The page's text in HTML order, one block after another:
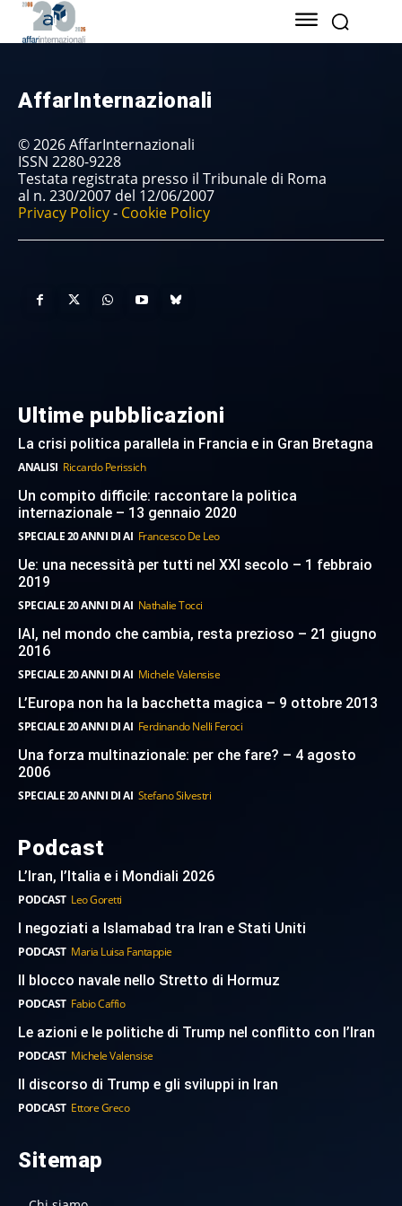
AffarInternazionali
© 2026 AffarInternazionali
ISSN 2280-9228
Testata registrata presso il Tribunale di Roma
al n. 230/2007 del 12/06/2007
Privacy Policy- Cookie Policy
Ultime pubblicazioni
La crisi politica parallela in Francia e in Gran Bretagna
ANALISI Riccardo Perissich
Un compito difficile: raccontare la politica
internazionale – 13 gennaio 2020
SPECIALE 20 ANNI DI AI Francesco De Leo
Ue: una necessità per tutti nel XXI secolo – 1 febbraio
2019
SPECIALE 20 ANNI DI AI Nathalie Tocci
IAI, nel mondo che cambia, resta prezioso – 21 giugno
2016
SPECIALE 20 ANNI DI AI Michele Valensise
L’Europa non ha la bacchetta magica – 9 ottobre 2013
SPECIALE 20 ANNI DI AI Ferdinando Nelli Feroci
Una forza multinazionale: per che fare? – 4 agosto
2006
SPECIALE 20 ANNI DI AI Stefano Silvestri
Podcast
L’Iran, l’Italia e i Mondiali 2026
PODCAST Leo Goretti
I negoziati a Islamabad tra Iran e Stati Uniti
PODCAST Maria Luisa Fantappie
Il blocco navale nello Stretto di Hormuz
PODCAST Fabio Caffio
Le azioni e le politiche di Trump nel conflitto con l’Iran
PODCAST Michele Valensise
Il discorso di Trump e gli sviluppi in Iran
PODCAST Ettore Greco
Sitemap